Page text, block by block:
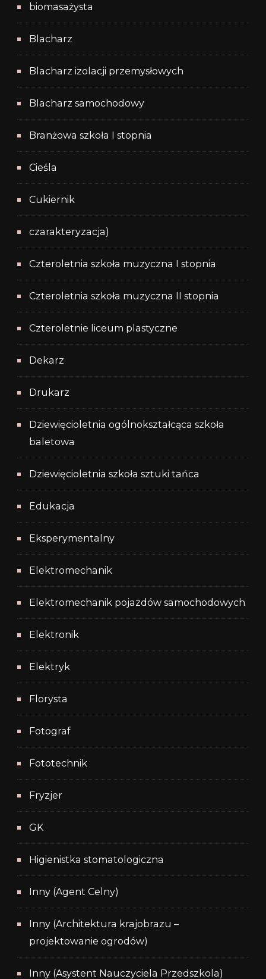
biomasażysta
Blacharz
Blacharz izolacji przemysłowych
Blacharz samochodowy
Branżowa szkoła I stopnia
Cieśla
Cukiernik
czarakteryzacja)
Czteroletnia szkoła muzyczna I stopnia
Czteroletnia szkoła muzyczna II stopnia
Czteroletnie liceum plastyczne
Dekarz
Drukarz
Dziewięcioletnia ogólnokształcąca szkoła
baletowa
Dziewięcioletnia szkoła sztuki tańca
Edukacja
Eksperymentalny
Elektromechanik
Elektromechanik pojazdów samochodowych
Elektronik
Elektryk
Florysta
Fotograf
Fototechnik
Fryzjer
GK
Higienistka stomatologiczna
Inny (Agent Celny)
Inny (Architektura krajobrazu –
projektowanie ogrodów)
Inny (Asystent Nauczyciela Przedszkola)